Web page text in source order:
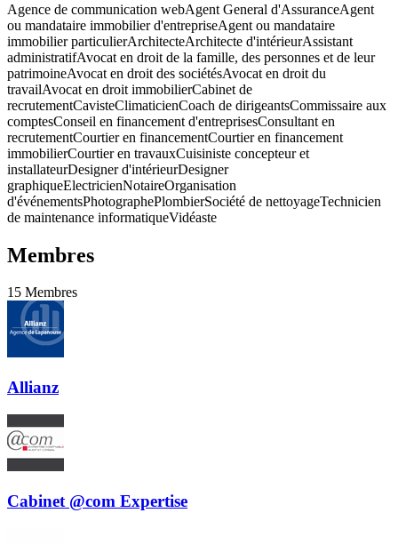
Agence de communication webAgent General d'AssuranceAgent
ou mandataire immobilier d'entrepriseAgent ou mandataire
immobilier particulierArchitecteArchitecte d'intérieurAssistant
administratifAvocat en droit de la famille, des personnes et de leur
patrimoineAvocat en droit des sociétésAvocat en droit du
travailAvocat en droit immobilierCabinet de
recrutementCavisteClimaticienCoach de dirigeantsCommissaire aux
comptesConseil en financement d'entreprisesConsultant en
recrutementCourtier en financementCourtier en financement
immobilierCourtier en travauxCuisiniste concepteur et
installateurDesigner d'intérieurDesigner
graphiqueElectricienNotaireOrganisation
d'événementsPhotographePlombierSociété de nettoyageTechnicien
de maintenance informatiqueVidéaste
Membres
15 Membres
Allianz
Cabinet @com Expertise